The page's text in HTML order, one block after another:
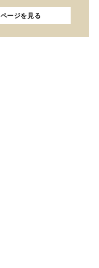
ページを見る